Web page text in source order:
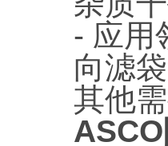
- 应用
向滤
其他